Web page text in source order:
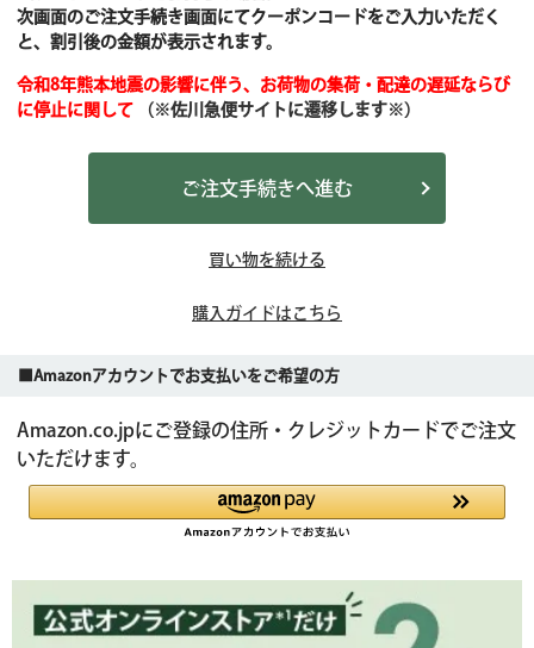
次画面のご注文手続き画面にてクーポンコードをご入力いただく
と、割引後の金額が表示されます。
令和8年熊本地震の影響に伴う、お荷物の集荷・配達の遅延ならび
に停止に関して（※佐川急便サイトに遷移します※）
ご注文手続きへ進む
買い物を続ける
購入ガイドはこちら
■Amazonアカウントでお支払いをご希望の方
Amazon.co.jpにご登録の住所・クレジットカードでご注文
いただけます。